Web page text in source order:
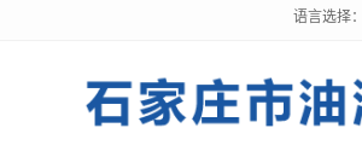
语言选择：